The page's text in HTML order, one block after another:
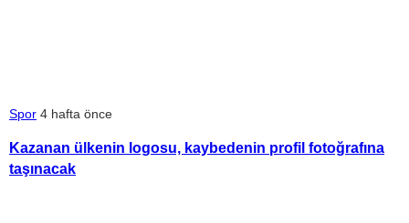
Spor 4 hafta önce
Kazanan ülkenin logosu, kaybedenin profil fotoğrafına
taşınacak